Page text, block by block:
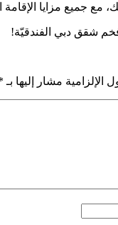
جميع مزايا الإقامة
شقق دبي الفندقيّة!
الإلزامية مشار إليها بـ